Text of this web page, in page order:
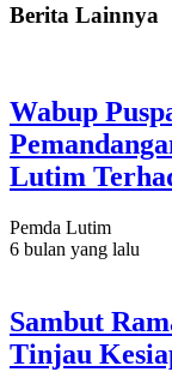
Berita Lainnya
Wabup
Lutim
Pemda Lutim
6 bulan yang lalu
Sambut
Tinjau